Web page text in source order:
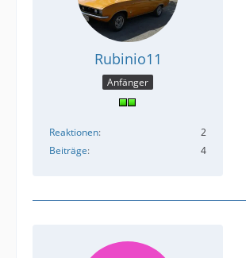
Rubinio11
Anfänger
Reaktionen
2
Beiträge
4